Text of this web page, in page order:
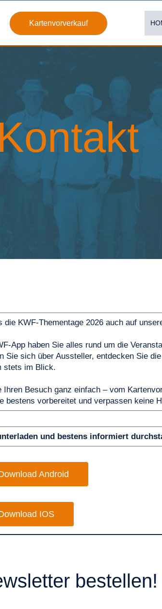
Kartenvorverkauf
die KWF-Thementage 2026 auch auf
App haben Sie alles rund um die
Sie sich über Aussteller, entdecken Sie
stets im Blick.
Ihren Besuch ganz einfach – vom
bestens vorbereitet und verpassen keine
und bestens informiert
Android
IOS
bestellen!